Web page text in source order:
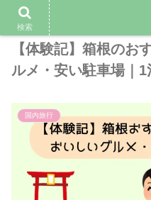
【体験記】箱根のお
ルメ・安い駐車場｜1
国内旅行
検索